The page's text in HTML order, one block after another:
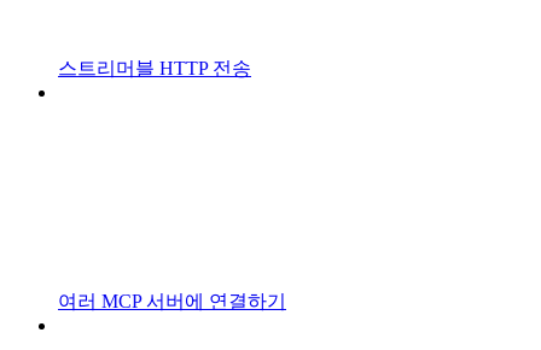
스트리머블 HTTP 전송
여러 MCP 서버에 연결하기